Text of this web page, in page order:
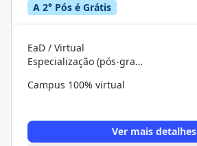
A 2° Pós é Grátis
EaD / Virtual
Especialização (pós-graduação)
Campus 100% virtual
Ver mais detalhes